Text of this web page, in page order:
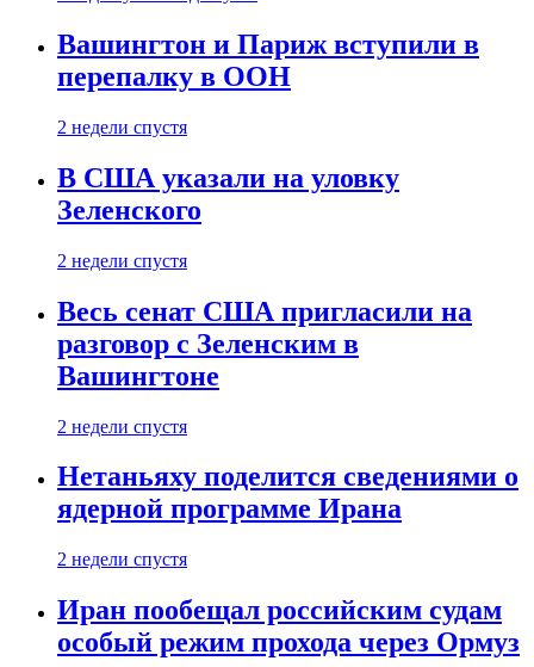
Вашингтон и Париж вступили в
перепалку в ООН
2 недели спустя
В США указали на уловку
Зеленского
2 недели спустя
Весь сенат США пригласили на
разговор с Зеленским в
Вашингтоне
2 недели спустя
Нетаньяху поделится сведениями о
ядерной программе Ирана
2 недели спустя
Иран пообещал российским судам
особый режим прохода через Ормуз